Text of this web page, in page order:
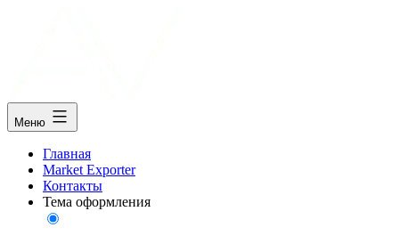
Меню
Главная
Market Exporter
Контакты
Тема оформления